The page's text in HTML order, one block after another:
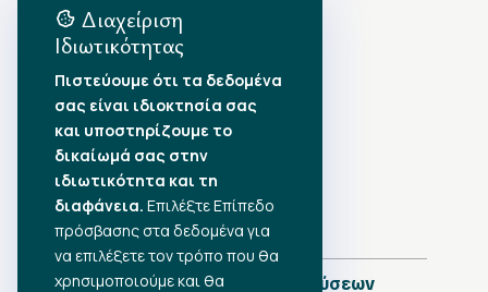
Αρχείο Δημοσιεύσεων
•Αύγουστος 2026
•Ιούλιος 2026
•Ιούνιος 2026
•Μάιος 2026
•Απρίλιος 2026
•Μάρτιος 2026
Πλήρες Ημερολόγιο Δημοσιεύσεων
Διαχείριση
Ιδιωτικότητας
Πιστεύουμε ότι τα δεδομένα
σας είναι ιδιοκτησία σας
και υποστηρίζουμε το
δικαίωμά σας στην
ιδιωτικότητα και τη
διαφάνεια. Επιλέξτε Επίπεδο
πρόσβασης στα δεδομένα για
να επιλέξετε τον τρόπο που θα
χρησιμοποιούμε και θα